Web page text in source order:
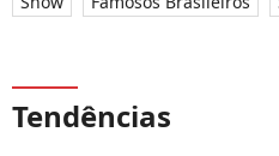
Tendências